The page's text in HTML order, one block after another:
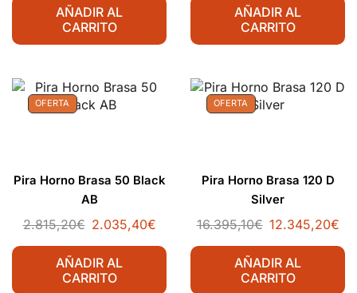
AÑADIR AL
CARRITO
AÑADIR AL
CARRITO
OFERTA
Pira Horno Brasa 50 Black
AB
2.815,20€ 2.035,40€
AÑADIR AL
CARRITO
OFERTA
Pira Horno Brasa 120 D
Silver
16.395,10€ 12.345,20€
AÑADIR AL
CARRITO